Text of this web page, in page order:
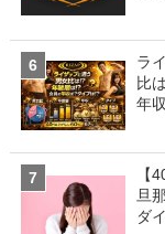
ラ
比
年
【
旦
ダ